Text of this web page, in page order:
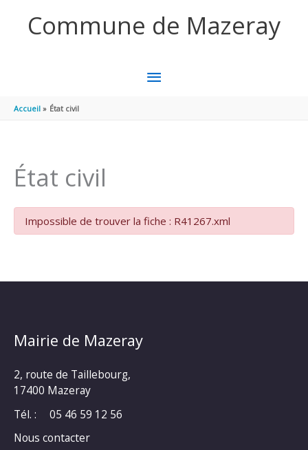
Commune de Mazeray
MENU
Accueil État civil
État civil
Impossible de trouver la fiche : R41267.xml
Mairie de Mazeray
2, route de Taillebourg,
17400 Mazeray
Tél. :
05 46 59 12 56
Nous contacter